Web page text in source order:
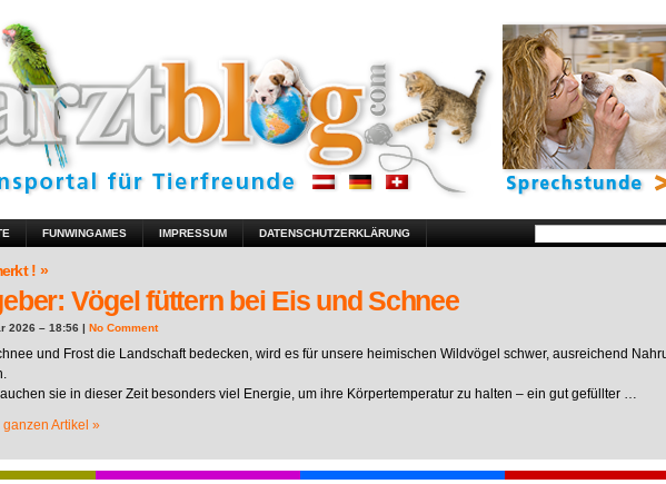
FUNWINGAMES IMPRESSUM DATENSCHUTZERKLÄRUNG
! »
Vögel füttern bei Eis und Schnee
2026 – 18:56 | No Comment
und Frost die Landschaft bedecken, wird es für unsere heimischen Wildvögel schwer, ausreichend
sie in dieser Zeit besonders viel Energie, um ihre Körpertemperatur zu halten – ein gut gefüllter …
ganzen Artikel »